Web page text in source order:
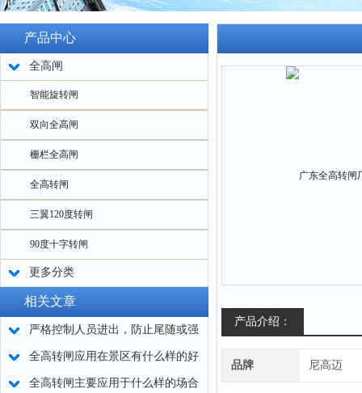
产品中心
全高闸
智能旋转闸
双向全高闸
栅栏全高闸
全高转闸
三翼120度转闸
90度十字转闸
更多分类
相关文章
严格控制人员进出，防止尾随或强
行闯入 -- 全高转闸选购要点
全高转闸应用在景区有什么样的好
处
全高转闸主要应用于什么样的场合
产品介绍：
品牌 尼高迈